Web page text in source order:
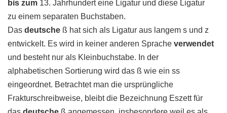
bis zum 13. Jahrhundert eine Ligatur und diese Ligatur
zu einem separaten Buchstaben.
Das deutsche ß hat sich als Ligatur aus langem s und z
entwickelt. Es wird in keiner anderen Sprache verwendet
und besteht nur als Kleinbuchstabe. In der
alphabetischen Sortierung wird das ß wie ein ss
eingeordnet. Betrachtet man die ursprüngliche
Frakturschreibweise, bleibt die Bezeichnung Eszett für